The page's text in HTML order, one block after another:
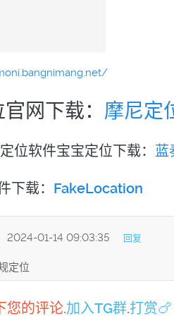
网下载： 摩尼定
位软件宝宝定位下载： 蓝
下载： FakeLocation
2024-01-14 09:03:35 回复
定位
您的评论.加入TG群.打赏🍗